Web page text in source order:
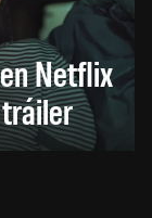
Netflix